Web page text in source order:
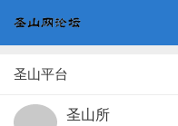
圣山平台
圣山所